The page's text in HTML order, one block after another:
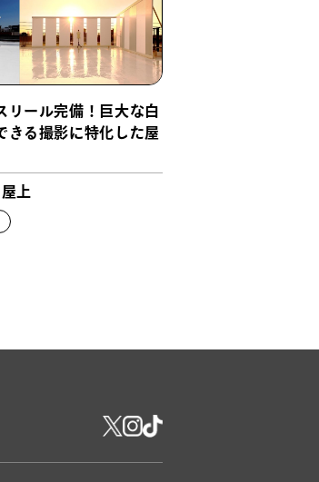
リール完備！巨大な白
きる撮影に特化した屋
上